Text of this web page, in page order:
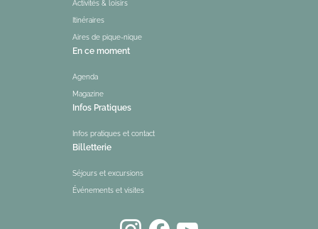
Activités & loisirs
Itinéraires
Aires de pique-nique
En ce moment
Agenda
Magazine
Infos Pratiques
Infos pratiques et contact
Billetterie
Séjours et excursions
Événements et visites